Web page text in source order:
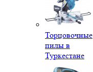
Торцовочные
пилы в
Туркестане